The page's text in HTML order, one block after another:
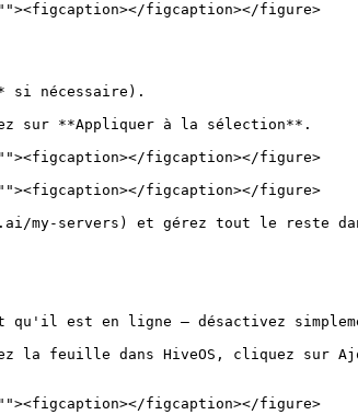
figcaption></figure>
si nécessaire).
sur **Appliquer à la sélection**.
figcaption></figure>
figcaption></figure>
servers) et gérez tout le reste
est en ligne — désactivez
feuille dans HiveOS, cliquez sur
figcaption></figure>